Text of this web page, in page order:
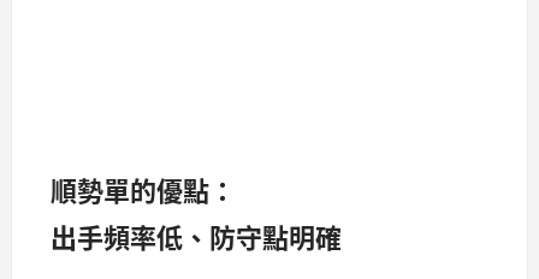
順勢單的優點：
出手頻率低、防守點明確